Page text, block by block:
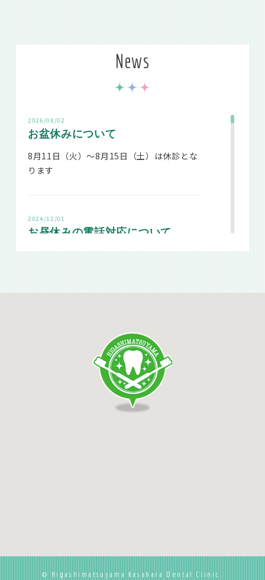
News
2026/08/02
お盆休みについて
8月11日（火）～8月15日（土）は休診とな
ります
2024/12/01
お昼休みの電話対応について
解の程宜しくお願い申し上げます。
5/29の診療時間について
© Higashimatsuyama Kasahara Dental Clinic.